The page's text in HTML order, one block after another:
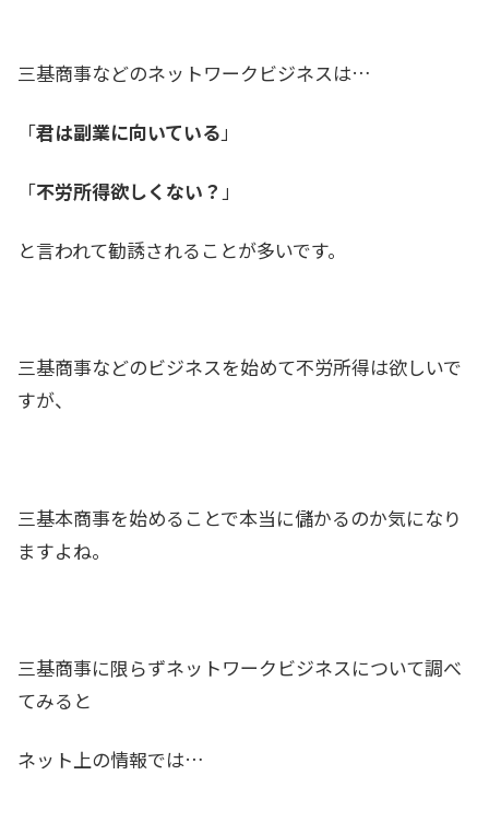
三基商事などのネットワークビジネスは…
「君は副業に向いている」
「不労所得欲しくない？ 」
と言われて勧誘されることが多いです。
三基商事などのビジネスを始めて不労所得は欲しいで
すが、
三基本商事を始めることで本当に儲かるのか気になり
ますよね。
三基商事に限らずネットワークビジネスについて調べ
てみると
ネット上の情報では…